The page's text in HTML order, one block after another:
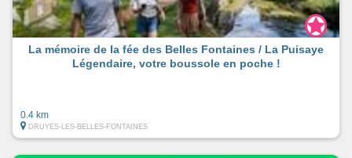
La mémoire de la fée des Belles Fontaines / La Puisaye
Légendaire, votre boussole en poche !
0.4 km
DRUYES-LES-BELLES-FONTAINES